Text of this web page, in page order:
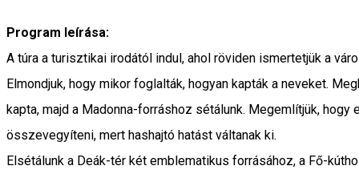
Program leírása:
A túra a turisztikai irodától indul, ahol röviden ismertetjük a
Elmondjuk, hogy mikor foglalták, hogyan kapták a neveket.
kapta, majd a Madonna-forráshoz sétálunk. Megemlítjük,
összevegyíteni, mert hashajtó hatást váltanak ki.
Elsétálunk a Deák-tér két emblematikus forrásához, a Fő-